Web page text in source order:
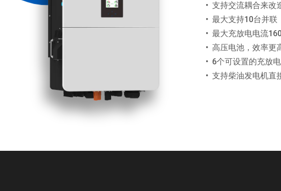
• 支持交流耦合来改
• 最大支持10台并联
• 最大充放电电流
• 高压电池，效率更
• 6个可设置的充放电
• 支持柴油发电机直